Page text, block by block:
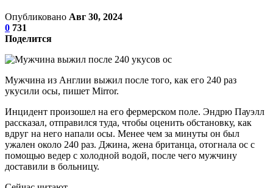
Опубликовано Авг 30, 2024
0 731
Поделится
Мужчина из Англии выжил после того, как его 240 раз
укусили осы, пишет Mirror.
Инцидент произошел на его фермерском поле. Эндрю Пауэлл
рассказал, отправился туда, чтобы оценить обстановку, как
вдруг на него напали осы. Менее чем за минуты он был
ужален около 240 раз. Джина, жена британца, отогнала ос с
помощью ведер с холодной водой, после чего мужчину
доставили в больницу.